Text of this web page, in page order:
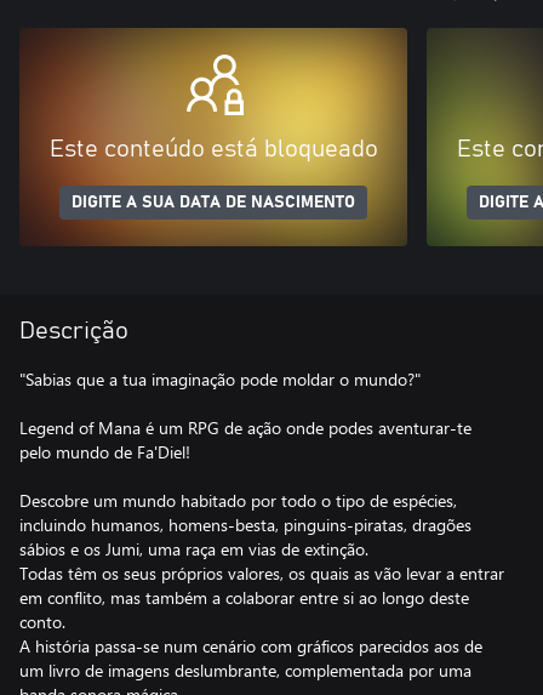
Este conteúdo está bloqueado
DIGITE A SUA DATA DE NASCIMENTO
Este
DIGITE
Descrição
"Sabias que a tua imaginação pode moldar o mundo?"
Legend of Mana é um RPG de ação onde podes aventurar-te
pelo mundo de Fa'Diel!
Descobre um mundo habitado por todo o tipo de espécies,
incluindo humanos, homens-besta, pinguins-piratas, dragões
sábios e os Jumi, uma raça em vias de extinção.
Todas têm os seus próprios valores, os quais as vão levar a entrar
em conflito, mas também a colaborar entre si ao longo deste
conto.
A história passa-se num cenário com gráficos parecidos aos de
um livro de imagens deslumbrante, complementada por uma